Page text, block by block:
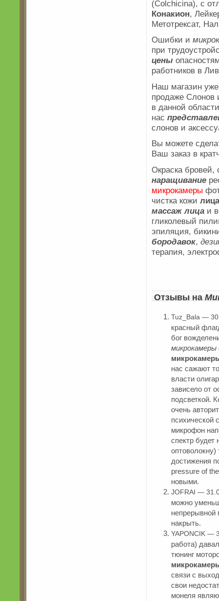
(Colchicina), с
Конакион,
Метотрексат,
Ошибки и
при
цены
работников в
Наш магазин
продаже Слонов
в данной
нас
слонов и
Вы можете
Ваш заказ в
Окраска бровей,
наращивание
микрокамеры
чистка кожи лица
массаж лица и
гликолевый
эпиляция,
бородавок,
терапия,
Отзывы на
Tuz_Bala —
красный
бог
нас сажают
власти
зависело от
подсветкой.
очень
психической
микрофон
спектр будет
оптоволокну)
достижения
pressure of
новыми.
JOFRAI —
можно
непрерывной
накрыть.
YAPONCIK —
работа)
тюнинг
связи с
свои
монеля